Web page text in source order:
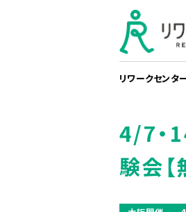
リワークセンタ
4/7・
験会【